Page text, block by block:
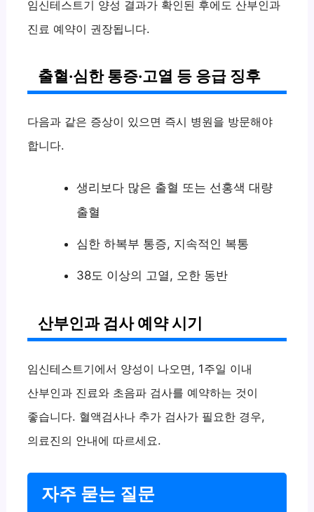
임신테스트기 양성 결과가 확인된 후에도 산부인과
진료 예약이 권장됩니다.
출혈·심한 통증·고열 등 응급 징후
다음과 같은 증상이 있으면 즉시 병원을 방문해야
합니다.
생리보다 많은 출혈 또는 선홍색 대량
출혈
심한 하복부 통증, 지속적인 복통
38도 이상의 고열, 오한 동반
산부인과 검사 예약 시기
임신테스트기에서 양성이 나오면, 1주일 이내
산부인과 진료와 초음파 검사를 예약하는 것이
좋습니다. 혈액검사나 추가 검사가 필요한 경우,
의료진의 안내에 따르세요.
자주 묻는 질문